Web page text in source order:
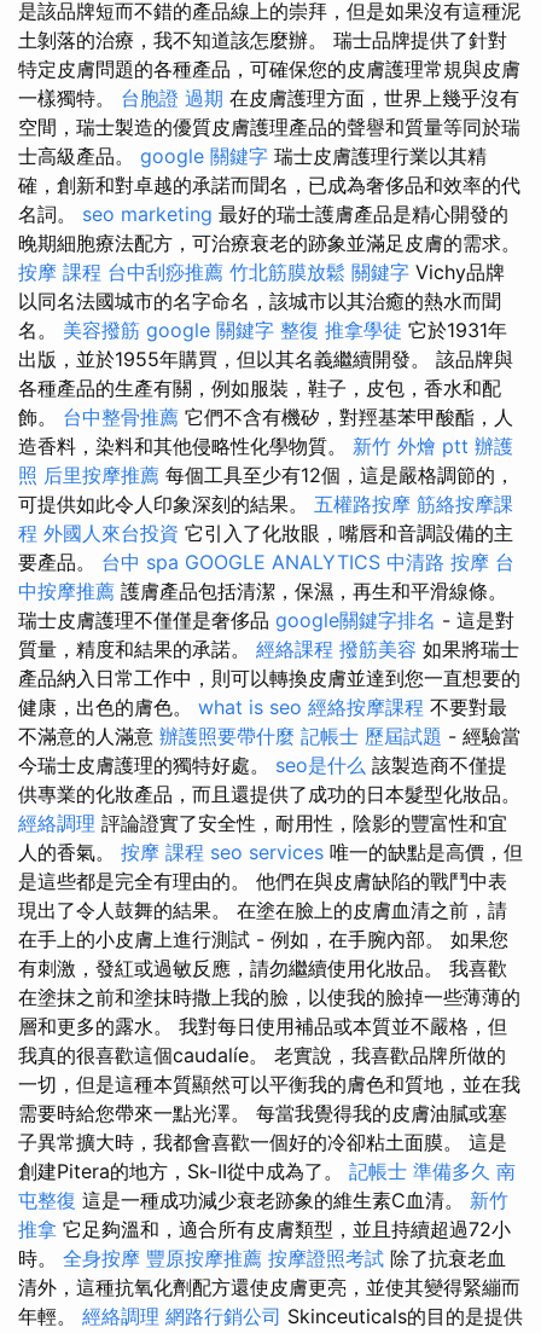
是該品牌短而不錯的產品線上的崇拜，但是如果沒有這種泥
土剝落的治療，我不知道該怎麼辦。 瑞士品牌提供了針對
特定皮膚問題的各種產品，可確保您的皮膚護理常規與皮膚
一樣獨特。 台胞證 過期 在皮膚護理方面，世界上幾乎沒有
空間，瑞士製造的優質皮膚護理產品的聲譽和質量等同於瑞
士高級產品。 google 關鍵字 瑞士皮膚護理行業以其精
確，創新和對卓越的承諾而聞名，已成為奢侈品和效率的代
名詞。 seo marketing 最好的瑞士護膚產品是精心開發的
晚期細胞療法配方，可治療衰老的跡象並滿足皮膚的需求。
按摩 課程 台中刮痧推薦 竹北筋膜放鬆 關鍵字 Vichy品牌
以同名法國城市的名字命名，該城市以其治癒的熱水而聞
名。 美容撥筋 google 關鍵字 整復 推拿學徒 它於1931年
出版，並於1955年購買，但以其名義繼續開發。 該品牌與
各種產品的生產有關，例如服裝，鞋子，皮包，香水和配
飾。 台中整骨推薦 它們不含有機矽，對羥基苯甲酸酯，人
造香料，染料和其他侵略性化學物質。 新竹 外燴 ptt 辦護
照 后里按摩推薦 每個工具至少有12個，這是嚴格調節的，
可提供如此令人印象深刻的結果。 五權路按摩 筋絡按摩課
程 外國人來台投資 它引入了化妝眼，嘴唇和音調設備的主
要產品。 台中 spa GOOGLE ANALYTICS 中清路 按摩 台
中按摩推薦 護膚產品包括清潔，保濕，再生和平滑線條。
瑞士皮膚護理不僅僅是奢侈品 google關鍵字排名 - 這是對
質量，精度和結果的承諾。 經絡課程 撥筋美容 如果將瑞士
產品納入日常工作中，則可以轉換皮膚並達到您一直想要的
健康，出色的膚色。 what is seo 經絡按摩課程 不要對最
不滿意的人滿意 辦護照要帶什麼 記帳士 歷屆試題 - 經驗當
今瑞士皮膚護理的獨特好處。 seo是什么 該製造商不僅提
供專業的化妝產品，而且還提供了成功的日本髮型化妝品。
經絡調理 評論證實了安全性，耐用性，陰影的豐富性和宜
人的香氣。 按摩 課程 seo services 唯一的缺點是高價，但
是這些都是完全有理由的。 他們在與皮膚缺陷的戰鬥中表
現出了令人鼓舞的結果。 在塗在臉上的皮膚血清之前，請
在手上的小皮膚上進行測試 - 例如，在手腕內部。 如果您
有刺激，發紅或過敏反應，請勿繼續使用化妝品。 我喜歡
在塗抹之前和塗抹時撒上我的臉，以使我的臉掉一些薄薄的
層和更多的露水。 我對每日使用補品或本質並不嚴格，但
我真的很喜歡這個caudalíe。 老實說，我喜歡品牌所做的
一切，但是這種本質顯然可以平衡我的膚色和質地，並在我
需要時給您帶來一點光澤。 每當我覺得我的皮膚油膩或塞
子異常擴大時，我都會喜歡一個好的冷卻粘土面膜。 這是
創建Pitera的地方，Sk-II從中成為了。 記帳士 準備多久 南
屯整復 這是一種成功減少衰老跡象的維生素C血清。 新竹
推拿 它足夠溫和，適合所有皮膚類型，並且持續超過72小
時。 全身按摩 豐原按摩推薦 按摩證照考試 除了抗衰老血
清外，這種抗氧化劑配方還使皮膚更亮，並使其變得緊繃而
年輕。 經絡調理 網路行銷公司 Skinceuticals的目的是提供